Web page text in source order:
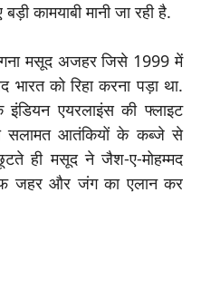
कामयाबी मानी जा रही है.
मसूद अजहर जिसे 1999 में
को रिहा करना पड़ा था.
इंडियन एयरलाइंस की फ्लाइट
सलामत आतंकियों के कब्जे से
ही मसूद ने जैश-ए-मोहम्मद
जहर और जंग का एलान कर